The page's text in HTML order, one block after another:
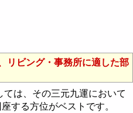
リビング・事務所に適した部
する方位がベストです。